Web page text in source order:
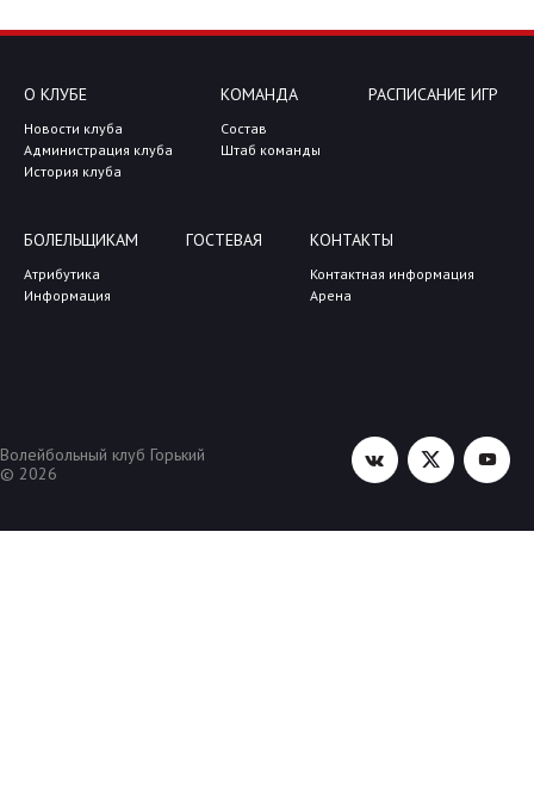
О КЛУБЕ
Новости клуба
Администрация клуба
История клуба
КОМАНДА
Состав
Штаб команды
РАСПИСАНИЕ ИГР
БОЛЕЛЬЩИКАМ
Атрибутика
Информация
ГОСТЕВАЯ КОНТАКТЫ
Контактная информация
Арена
Волейбольный клуб Горький
© 2026